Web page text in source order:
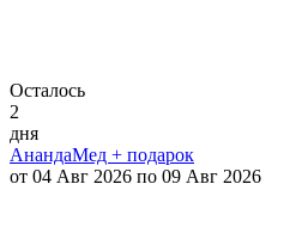
Осталось
2
дня
АнандаМед + подарок
от 04 Авг 2026 по 09 Авг 2026